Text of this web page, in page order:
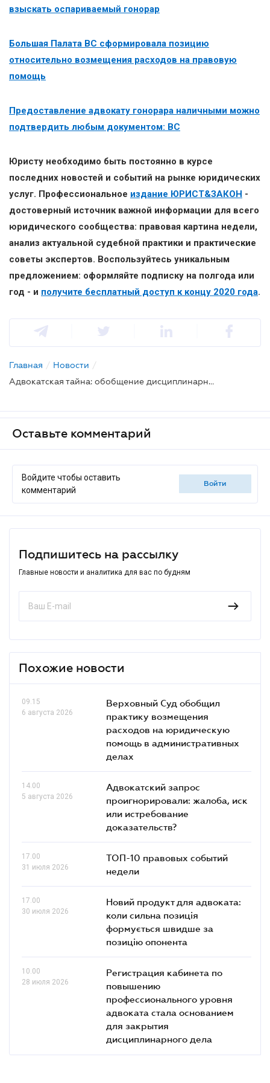
взыскать оспариваемый гонорар
Большая Палата ВС сформировала позицию
относительно возмещения расходов на правовую
помощь
Предоставление адвокату гонорара наличными можно
подтвердить любым документом: ВС
Юристу необходимо быть постоянно в курсе
последних новостей и событий на рынке юридических
услуг. Профессиональное издание ЮРИСТ&ЗАКОН -
достоверный источник важной информации для всего
юридического сообщества: правовая картина недели,
анализ актуальной судебной практики и практические
советы экспертов. Воспользуйтесь уникальным
предложением: оформляйте подписку на полгода или
год - и получите бесплатный доступ к концу 2020 года.
Главная / Новости /
Адвокатская тайна: обобщение дисциплинарной практики
Оставьте комментарий
Войдите чтобы оставить
комментарий
войти
Подпишитесь на рассылку
Главные новости и аналитика для вас по будням
Похожие новости
09.15
6 августа 2026
Верховный Суд обобщил
практику возмещения
расходов на юридическую
помощь в административных
делах
14.00
5 августа 2026
Адвокатский запрос
проигнорировали: жалоба, иск
или истребование
доказательств?
17.00
31 июля 2026
ТОП-10 правовых событий
недели
17.00
30 июля 2026
Новий продукт для адвоката:
коли сильна позиція
формується швидше за
позицію опонента
10.00
28 июля 2026
Регистрация кабинета по
повышению
профессионального уровня
адвоката стала основанием
для закрытия
дисциплинарного дела